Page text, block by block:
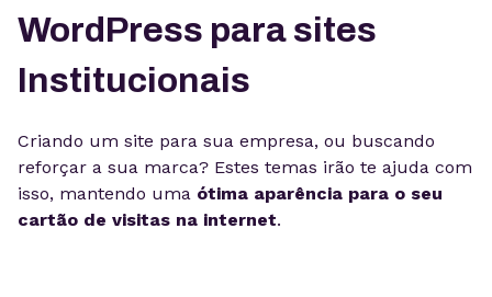
WordPress para sites
Institucionais
Criando um site para sua empresa, ou buscando
reforçar a sua marca? Estes temas irão te ajuda com
isso, mantendo uma ótima aparência para o seu
cartão de visitas na internet.